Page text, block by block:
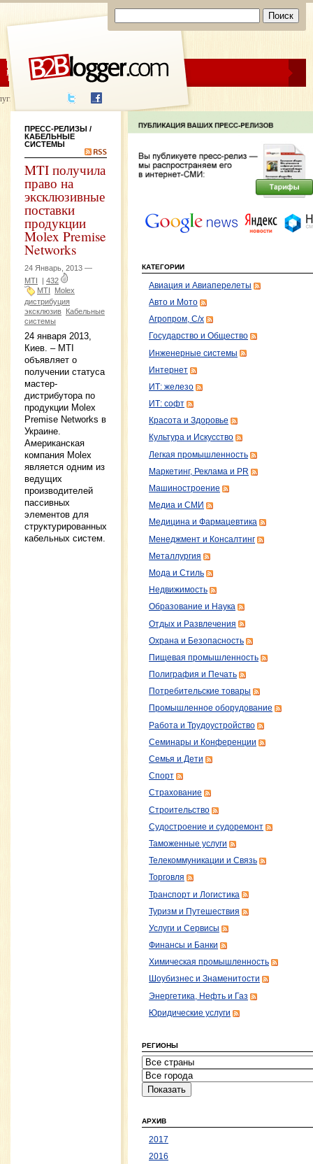
ЦЕНЫ ПОМОЩЬ
написания
ПРЕСС-РЕЛИЗЫ /
КАБЕЛЬНЫЕ
СИСТЕМЫ
MTI получила
право на
эксклюзивные
поставки
продукции
Molex Premise
Networks
24 Январь, 2013 —
MTI | 432
MTI
Molex
дистрибуция
эксклюзив Кабельные
системы
24 января 2013,
Киев. – MTI
объявляет о
получении статуса
мастер-
дистрибутора по
продукции Molex
Premise Networks в
Украине.
Американская
компания Molex
является одним из
ведущих
производителей
пассивных
элементов для
структурированных
кабельных систем.
КАТЕГОРИИ
Авиация и Авиаперелеты
Авто и Мото
Агропром, С/х
Государство и Общество
Инженерные системы
Интернет
ИТ: железо
ИТ: софт
Красота и Здоровье
Культура и Искусство
Легкая промышленность
Маркетинг, Реклама и PR
Машиностроение
Медиа и СМИ
Медицина и Фармацевтика
Менеджмент и Консалтинг
Металлургия
Мода и Стиль
Недвижимость
Образование и Наука
Отдых и Развлечения
Охрана и Безопасность
Пищевая промышленность
Полиграфия и Печать
Потребительские товары
Промышленное оборудование
Работа и Трудоустройство
Семинары и Конференции
Семья и Дети
Спорт
Страхование
Строительство
Судостроение и судоремонт
Таможенные услуги
Телекоммуникации и Связь
Торговля
Транспорт и Логистика
Туризм и Путешествия
Услуги и Сервисы
Финансы и Банки
Химическая промышленность
Шоубизнес и Знаменитости
Энергетика, Нефть и Газ
Юридические услуги
РЕГИОНЫ
АРХИВ
2017
2016